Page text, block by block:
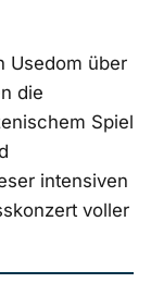
Usedom über
die
Spiel
intensiven
voller